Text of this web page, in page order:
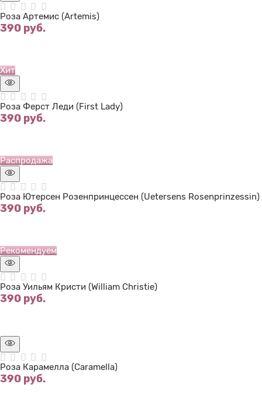
Роза Артемис (Artemis)
390 руб.
Хит
Роза Ферст Леди (First Lady)
390 руб.
Распродажа
Роза Ютерсен Розенпринцессен (Uetersens Rosenprinzessin)
390 руб.
Рекомендуем
Роза Уильям Кристи (William Christie)
390 руб.
Роза Карамелла (Caramella)
390 руб.